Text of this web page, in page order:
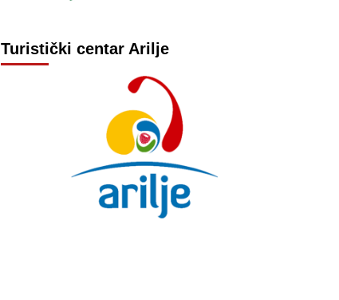
Turistički centar Arilje